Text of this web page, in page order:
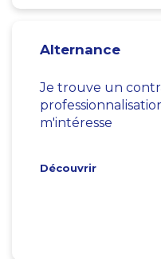
Alternance
Je trouve un
m'intéresse
Découvrir